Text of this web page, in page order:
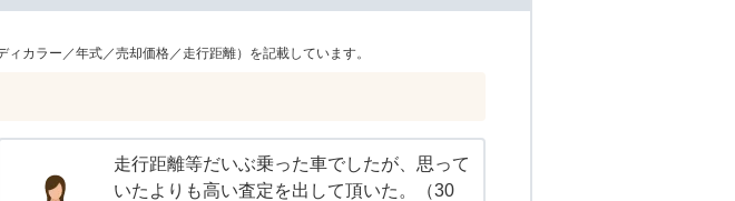
カラー／年式／売却価格／走行距離）を記載しています。
走行距離等だいぶ乗った車でしたが、思って
いたよりも高い査定を出して頂いた。（30